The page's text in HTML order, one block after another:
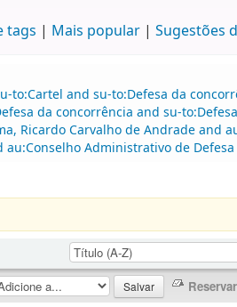
tags Mais popular Sugestões
and su-to:Defesa da
da concorrência and su-
Ricardo Carvalho de Andrade and
Administrativo de Defesa